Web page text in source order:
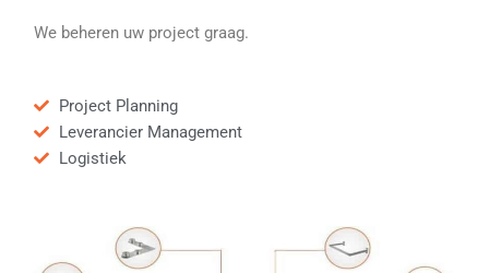
We beheren uw project graag.
Project Planning
Leverancier Management
Logistiek